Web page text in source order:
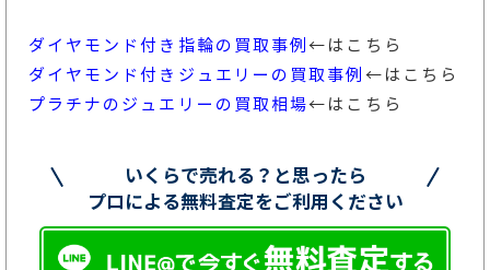
ダイヤモンド付き指輪の買取事例←はこちら
ダイヤモンド付きジュエリーの買取事例 ←はこちら
プラチナのジュエリーの買取相場←はこちら
いくらで売れる？と思ったら
プロによる無料査定をご利用ください